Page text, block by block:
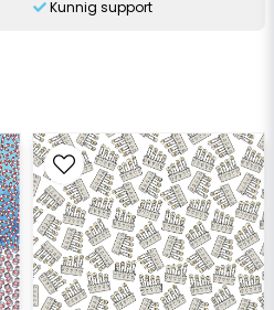
Kunnig support